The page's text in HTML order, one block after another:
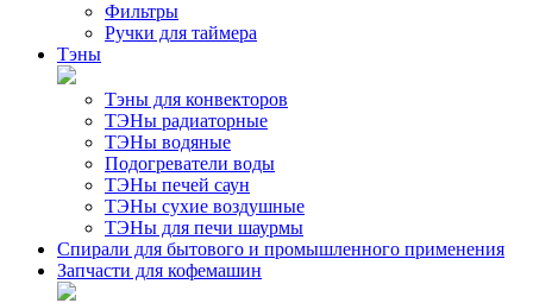
Фильтры
Ручки для таймера
Тэны
Тэны для конвекторов
ТЭНы радиаторные
ТЭНы водяные
Подогреватели воды
ТЭНы печей саун
ТЭНы сухие воздушные
ТЭНы для печи шаурмы
Спирали для бытового и промышленного применения
Запчасти для кофемашин